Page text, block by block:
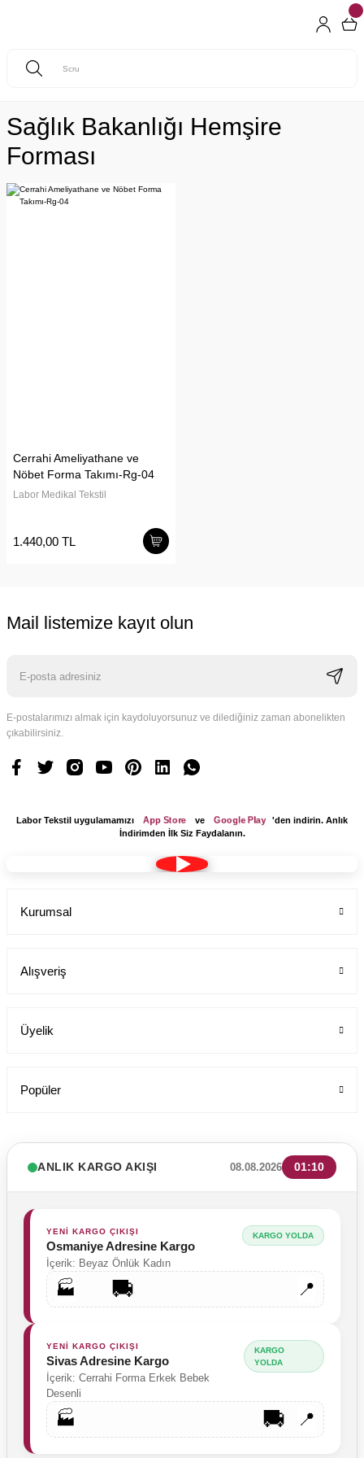
Sağlık Bakanlığı Hemşire
Forması
Cerrahi Ameliyathane ve
Nöbet Forma Takımı-Rg-04
Labor Medikal Tekstil
1.440,00 TL
Mail listemize kayıt olun
E-postalarımızı almak için kaydoluyorsunuz ve dilediğiniz zaman abonelikten
çıkabilirsiniz.
Labor Tekstil uygulamamızı App Store ve Google Play 'den indirin. Anlık
İndirimden İlk Siz Faydalanın.
Kurumsal
Alışveriş
Üyelik
Popüler
ANLIK KARGO AKIŞI 08.08.2026 01:10
YENİ KARGO ÇIKIŞI
Osmaniye Adresine Kargo
İçerik: Beyaz Önlük Kadın
KARGO YOLDA
🏭 🚚 📍
YENİ KARGO ÇIKIŞI
Sivas Adresine Kargo
İçerik: Cerrahi Forma Erkek Bebek
Desenli
KARGO
YOLDA
🏭 🚚 📍